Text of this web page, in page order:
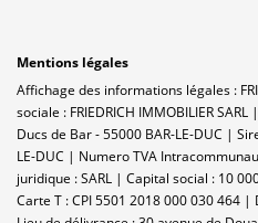
Mentions légales
Affichage des informations légales :
sociale : FRIEDRICH IMMOBILIER
Ducs de Bar - 55000 BAR-LE-DUC |
LE-DUC | Numero TVA
juridique : SARL | Capital social : 10
Carte T : CPI 5501 2018 000 030 464